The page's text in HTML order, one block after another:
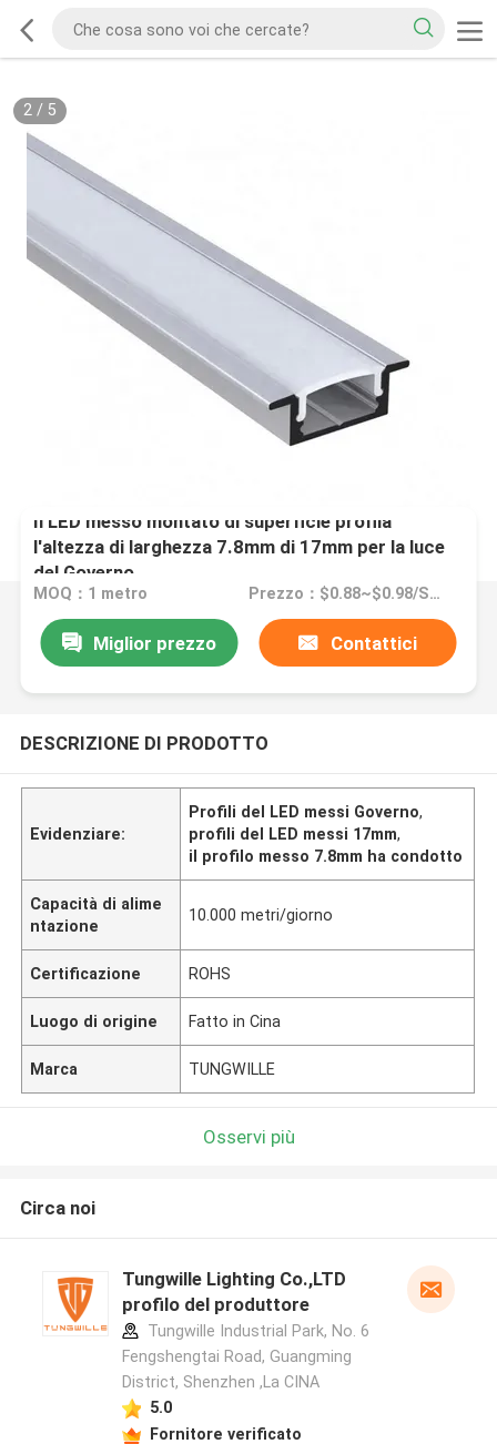
2/ 5
Il LED messo montato di superficie profila
l'altezza di larghezza 7.8mm di 17mm per la luce
del Governo
MOQ：1 metro Prezzo：$0.88~$0.98/SET
Miglior prezzo Contattici
DESCRIZIONE DI PRODOTTO
Evidenziare:
Profili del LED messi Governo,
profili del LED messi 17mm,
il profilo messo 7.8mm ha condotto
Capacità di alime
ntazione
10.000 metri/giorno
Certificazione ROHS
Luogo di origine Fatto in Cina
Marca TUNGWILLE
Osservi più
Circa noi
Tungwille Lighting Co.,LTD
profilo del produttore
Tungwille Industrial Park, No. 6
Fengshengtai Road, Guangming
District, Shenzhen ,La CINA
5.0
Fornitore verificato